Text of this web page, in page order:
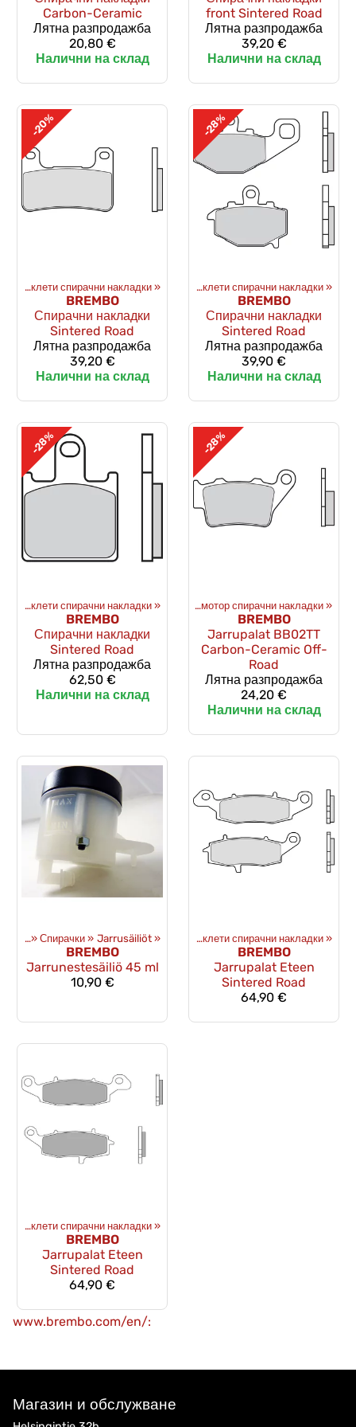
Carbon-Ceramic
Лятна разпродажба
20,80 €
Налични на склад
front Sintered Road
Лятна разпродажба
39,20 €
Налични на склад
-20%
Мотоциклети спирачни накладки ‪»
BREMBO
Спирачни накладки
Sintered Road
Лятна разпродажба
39,20 €
Налични на склад
-28%
Спирачки ‪» Спирачни накладки ‪» Мотоциклети спирачни накладки ‪»
BREMBO
Спирачни накладки
Sintered Road
Лятна разпродажба
39,90 €
Налични на склад
-28%
Мотоциклети спирачни накладки ‪»
BREMBO
Спирачни накладки
Sintered Road
Лятна разпродажба
62,50 €
Налични на склад
-28%
Спирачки ‪» Спирачни накладки ‪» Кросов мотор спирачни накладки ‪»
BREMBO
Jarrupalat BB02TT
Carbon-Ceramic Off-
Road
Лятна разпродажба
24,20 €
Налични на склад
‪» Спирачки ‪» Jarrusäiliöt ‪»
BREMBO
Jarrunestesäiliö 45 ml
10,90 €
Спирачки ‪» Спирачни накладки ‪» Мотоциклети спирачни накладки ‪»
BREMBO
Jarrupalat Eteen
Sintered Road
64,90 €
Мотоциклети спирачни накладки ‪»
BREMBO
Jarrupalat Eteen
Sintered Road
64,90 €
www.brembo.com/en/:
Магазин и обслужване